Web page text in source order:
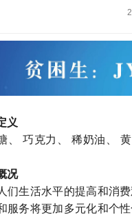
义
、
巧克力、 稀奶油、 黄
况
们生活水平的提高和消
服务将更加多元化和个